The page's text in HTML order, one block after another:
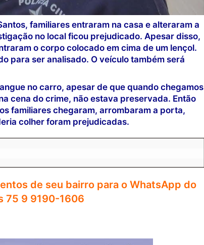
familiares entraram na casa e alteraram a
no local ficou prejudicado. Apesar disso,
o corpo colocado em cima de um lençol.
para ser analisado. O veículo também será
no carro, apesar de que quando chegamos
cena do crime, não estava preservada. Então
familiares chegaram, arrombaram a porta,
colher foram prejudicadas.
de seu bairro para o WhatsApp do
75 9 9190-1606